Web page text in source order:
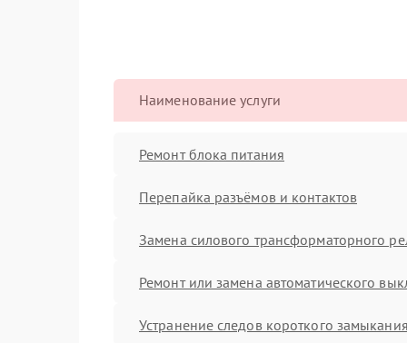
Наименование услуги
Ремонт блока питания
Перепайка разъёмов и контактов
Замена силового трансформаторного
Ремонт или замена автоматического
Устранение следов короткого замыкания